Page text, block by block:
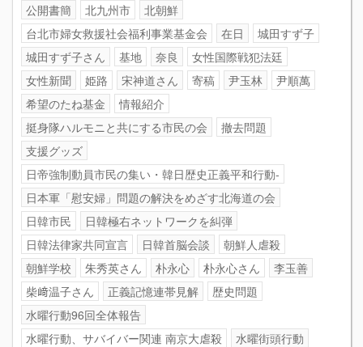
公開書簡
北九州市
北朝鮮
台北市婦女救援社会福利事業基金会
在日
城田すず子
城田すず子さん
基地 奈良
女性国際戦犯法廷
女性新聞
姫路 宋神道さん 寄稿 尹玉林
尹順萬
希望のたね基金
情報紹介
挺身隊ハルモニと共にする市民の会
撤去問題
支援グッズ
日帝強制動員市民の集い・韓日歴史正義平和行動-
日本軍「慰安婦」問題の解決をめざす北海道の会
日韓市民
日韓極右ネットワークを糾弾
日韓法律家共同宣言
日韓首脳会談
朝鮮人虐殺
朝鮮学校
朱秀英さん 朴永心 朴永心さん
李玉善
柴﨑温子さん
正義記憶連帯見解
歴史問題
水曜行動96回全体報告
水曜行動、サバイバー関連 南京大虐殺
水曜街頭行動